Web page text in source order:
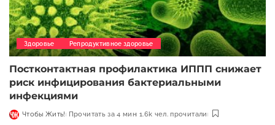
Здоровье Репродуктивное здоровье
Постконтактная профилактика ИППП снижает
риск инфицирования бактериальными
инфекциями
Чтобы Жить! Прочитать за 4 мин 1.6k чел. прочитали